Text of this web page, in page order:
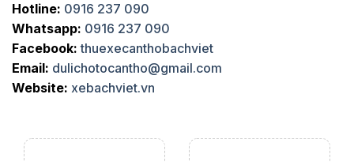
Hotline: 0916 237 090
Whatsapp: 0916 237 090
Facebook: thuexecanthobachviet
Email: dulichotocantho@gmail.com
Website: xebachviet.vn